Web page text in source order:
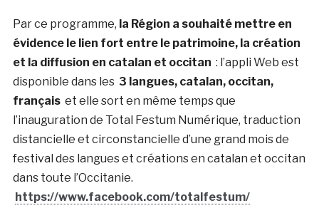
Par ce programme, la Région a souhaité mettre en
évidence le lien fort entre le patrimoine, la création
et la diffusion en catalan et occitan : l’appli Web est
disponible dans les 3 langues, catalan, occitan,
françaiset elle sort en même temps que
l’inauguration de Total Festum Numérique, traduction
distancielle et circonstancielle d’une grand mois de
festival des langues et créations en catalan et occitan
dans toute l’Occitanie.
https://www.facebook.com/totalfestum/